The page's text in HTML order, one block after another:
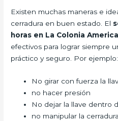
Existen muchas maneras e
cerradura en buen estado. El
horas en La Colonia
efectivos para lograr siempre
práctico y seguro. Por ejemplo:
No girar con fuerza la
no hacer presión
No dejar la llave dentro
no manipular la